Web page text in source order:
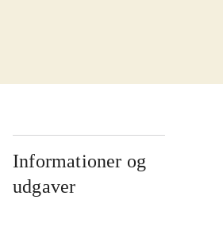
Informationer og
udgaver